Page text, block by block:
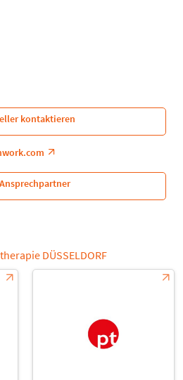
kontaktieren
DÜSSELDORF